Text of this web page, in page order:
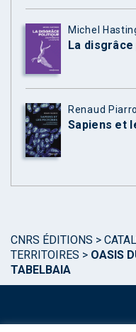
Michel
La
Renaud
Sapiens et
CNRS ÉDITIONS >
TERRITOIRES > OASIS
TABELBAIA